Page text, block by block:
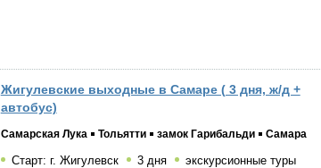
Жигулевские выходные в Самаре ( 3 дня, ж/д +
автобус)
Самарская Лука Тольятти замок Гарибальди Самара
Старт: г. Жигулевск 3 дня
экскурсионные туры